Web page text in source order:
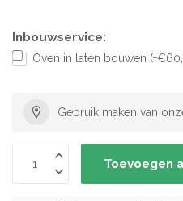
Inbouwservice:
Oven in laten bouwen
Gebruik maken van
Toevoegen